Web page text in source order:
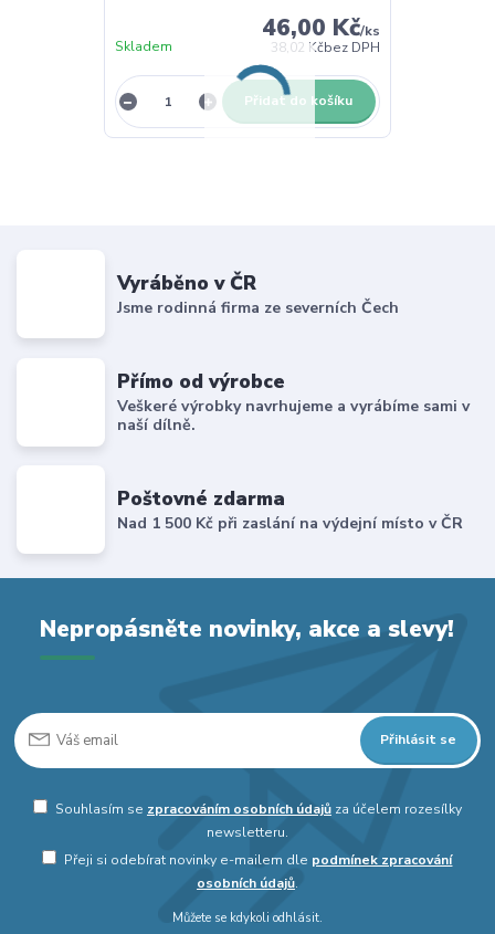
46,00 Kč/ks
38,02 Kčbez DPH
Skladem
Přidat do košíku
Vyráběno v ČR
Jsme rodinná firma ze severních Čech
Přímo od výrobce
Veškeré výrobky navrhujeme a vyrábíme sami v
naší dílně.
Poštovné zdarma
Nad 1 500 Kč při zaslání na výdejní místo v ČR
Nepropásněte novinky, akce a slevy!
Přihlásit se
Souhlasím se zpracováním osobních údajůza účelem rozesílky
newsletteru.
Přeji si odebírat novinky e-mailem dle podmínek zpracování
osobních údajů.
Můžete se kdykoli odhlásit.